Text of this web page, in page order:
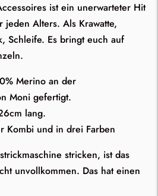
ist ein unerwarteter Hit
jeden Alters. Als Krawatte,
Schleife. Es bringt euch auf
Merino an der
Moni gefertigt.
lang.
Kombi und in drei Farben
stricken, ist das
unvollkommen. Das hat einen